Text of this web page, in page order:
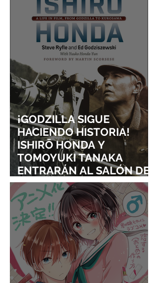
¡GODZILLA SIGUE
HACIENDO HISTORIA!
ISHIRŌ HONDA Y
TOMOYUKI TANAKA
ENTRARÁN AL SALÓN DE
LA FAMA DE LOS EFECTOS
VISUALES